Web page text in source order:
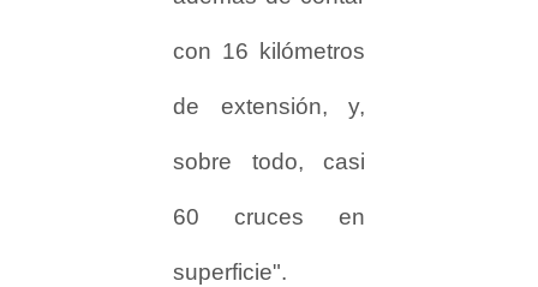
con 16 kilómetros
de extensión, y,
sobre todo, casi
60 cruces en
superficie".